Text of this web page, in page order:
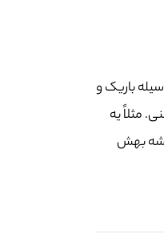
باریک و
مثلاً یه
بهش